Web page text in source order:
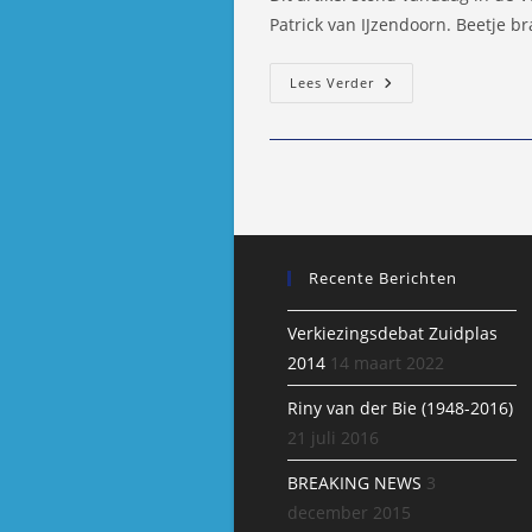
Patrick van IJzendoorn. Beetje
Lees VerderSpoken
Recente Berichten
Verkiezingsdebat Zuidplas
2014 14 maart 2022
Riny van der Bie (1948-2016)
21 juli 2016
BREAKING NEWS 3
december 2015